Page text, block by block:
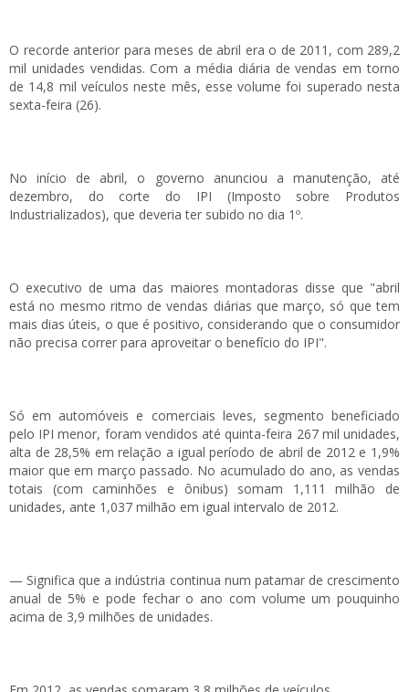
O recorde anterior para meses de abril era o de 2011, com 289,2
mil unidades vendidas. Com a média diária de vendas em torno
de 14,8 mil veículos neste mês, esse volume foi superado nesta
sexta-feira (26).
No início de abril, o governo anunciou a manutenção, até
dezembro, do corte do IPI (Imposto sobre Produtos
Industrializados), que deveria ter subido no dia 1º.
O executivo de uma das maiores montadoras disse que "abril
está no mesmo ritmo de vendas diárias que março, só que tem
mais dias úteis, o que é positivo, considerando que o consumidor
não precisa correr para aproveitar o benefício do IPI".
Só em automóveis e comerciais leves, segmento beneficiado
pelo IPI menor, foram vendidos até quinta-feira 267 mil unidades,
alta de 28,5% em relação a igual período de abril de 2012 e 1,9%
maior que em março passado. No acumulado do ano, as vendas
totais (com caminhões e ônibus) somam 1,111 milhão de
unidades, ante 1,037 milhão em igual intervalo de 2012.
— Significa que a indústria continua num patamar de crescimento
anual de 5% e pode fechar o ano com volume um pouquinho
acima de 3,9 milhões de unidades.